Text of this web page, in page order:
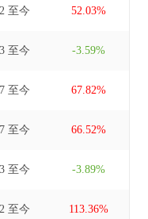
至今 52.03%
至今 -3.59%
至今 67.82%
至今 66.52%
至今 -3.89%
至今 113.36%